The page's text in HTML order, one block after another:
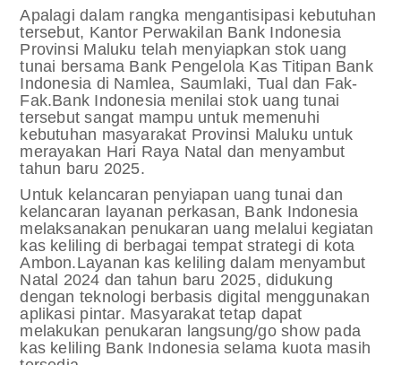
Apalagi dalam rangka mengantisipasi kebutuhan
tersebut, Kantor Perwakilan Bank Indonesia
Provinsi Maluku telah menyiapkan stok uang
tunai bersama Bank Pengelola Kas Titipan Bank
Indonesia di Namlea, Saumlaki, Tual dan Fak-
Fak.Bank Indonesia menilai stok uang tunai
tersebut sangat mampu untuk memenuhi
kebutuhan masyarakat Provinsi Maluku untuk
merayakan Hari Raya Natal dan menyambut
tahun baru 2025.
Untuk kelancaran penyiapan uang tunai dan
kelancaran layanan perkasan, Bank Indonesia
melaksanakan penukaran uang melalui kegiatan
kas keliling di berbagai tempat strategi di kota
Ambon.Layanan kas keliling dalam menyambut
Natal 2024 dan tahun baru 2025, didukung
dengan teknologi berbasis digital menggunakan
aplikasi pintar. Masyarakat tetap dapat
melakukan penukaran langsung/go show pada
kas keliling Bank Indonesia selama kuota masih